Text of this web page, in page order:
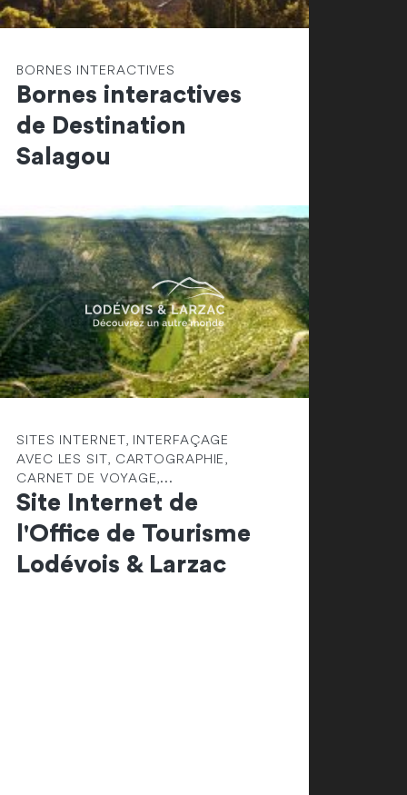
BORNES INTERACTIVES
Bornes interactives
de Destination
Salagou
SITES INTERNET, INTERFAÇAGE
AVEC LES SIT, CARTOGRAPHIE,
CARNET DE VOYAGE,...
Site Internet de
l'Office de Tourisme
Lodévois & Larzac